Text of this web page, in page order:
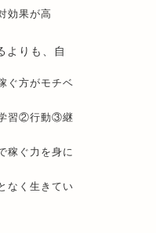
効果が高
よりも、自
ぐ方がモチベ
習②行動③継
稼ぐ力を身に
なく生きてい